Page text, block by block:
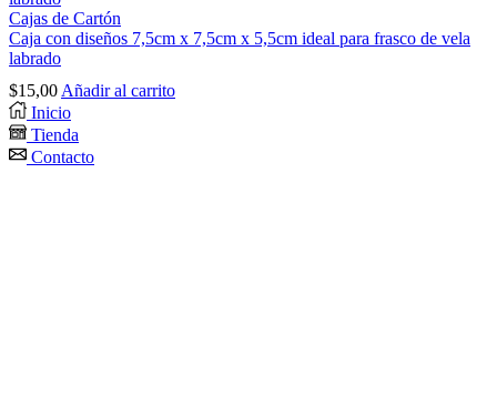
Cajas de Cartón
Caja con diseños 7,5cm x 7,5cm x 5,5cm ideal para frasco de vela
labrado
$15,00Añadir al carrito
Inicio
Tienda
Contacto